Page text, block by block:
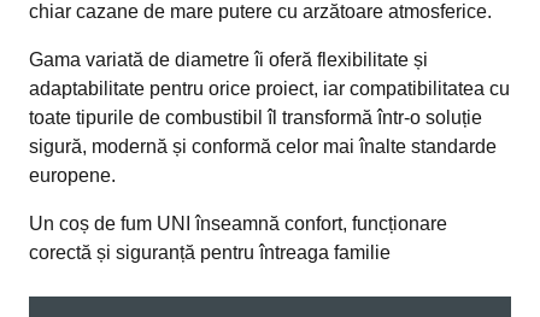
chiar cazane de mare putere cu arzătoare atmosferice.
Gama variată de diametre îi oferă flexibilitate și
adaptabilitate pentru orice proiect, iar compatibilitatea cu
toate tipurile de combustibil îl transformă într-o soluție
sigură, modernă și conformă celor mai înalte standarde
europene.
Un coș de fum UNI înseamnă confort, funcționare
corectă și siguranță pentru întreaga familie